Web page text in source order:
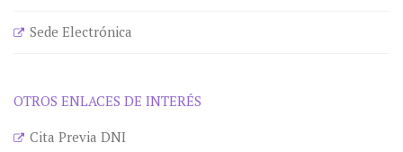
Sede Electrónica
OTROS ENLACES DE INTERÉS
Cita Previa DNI